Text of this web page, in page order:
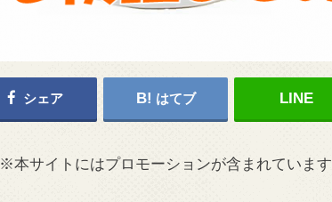
シェア はてブ
※本サイトにはプロモーションが含まれています